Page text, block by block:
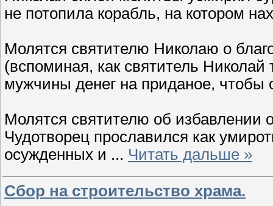
не потопила корабль, на котором
Молятся святителю Николаю о
(вспоминая, как святитель
мужчины денег на приданое, чтобы
Молятся святителю об избавлении
Чудотворец прославился как
осужденных и ... Читать дальше »
Сбор на строительство храма.